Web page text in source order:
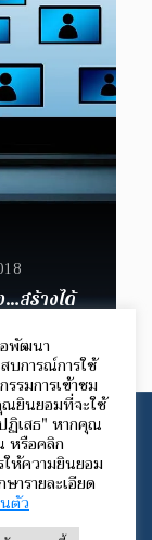
…สร้างได้
Network.
พัฒนา
บการณ์การใช้
รมการเข้าชม
ยินยอมที่จะใช้
ฏิเสธ" หากคุณ
หรือคลิก
ให้ความยินยอม
ารายละเอียด
ตัว